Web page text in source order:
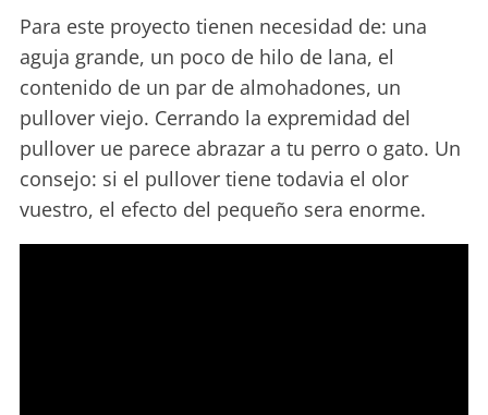
Para este proyecto tienen necesidad de: una
aguja grande, un poco de hilo de lana, el
contenido de un par de almohadones, un
pullover viejo. Cerrando la expremidad del
pullover ue parece abrazar a tu perro o gato. Un
consejo: si el pullover tiene todavia el olor
vuestro, el efecto del pequeño sera enorme.